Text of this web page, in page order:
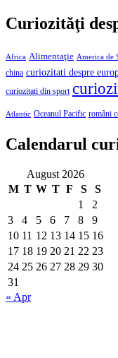
Curiozităţi
Africa Alimentaţie America de
china curiozitati despre
curiozitati din sport
Atlantic Oceanul Pacific români
Calendarul
August 2026
M T W T F S
S
1
2
3
4 5 6 7 8
9
10 11 12 13 14 15 16
17 18 19 20 21 22 23
24 25 26 27 28 29 30
31
« Apr